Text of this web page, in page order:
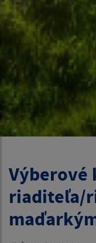
Výberové
riaditeľa/